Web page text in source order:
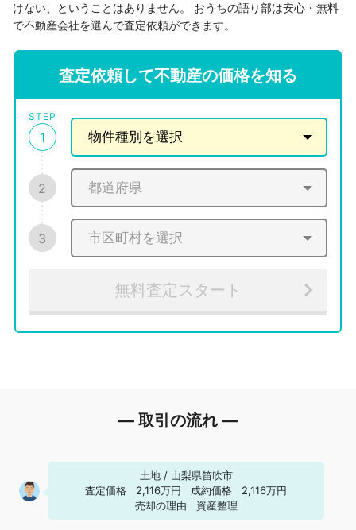
けない、ということはありません。 おうちの語り部は安心・無料
で不動産会社を選んで査定依頼ができます。
査定依頼して不動産の価格を知る
STEP
1
2
3
無料査定スタート
― 取引の流れ ―
土地 / 山梨県笛吹市
査定価格
2,116万円 成約価格
2,116万円
売却の理由
資産整理